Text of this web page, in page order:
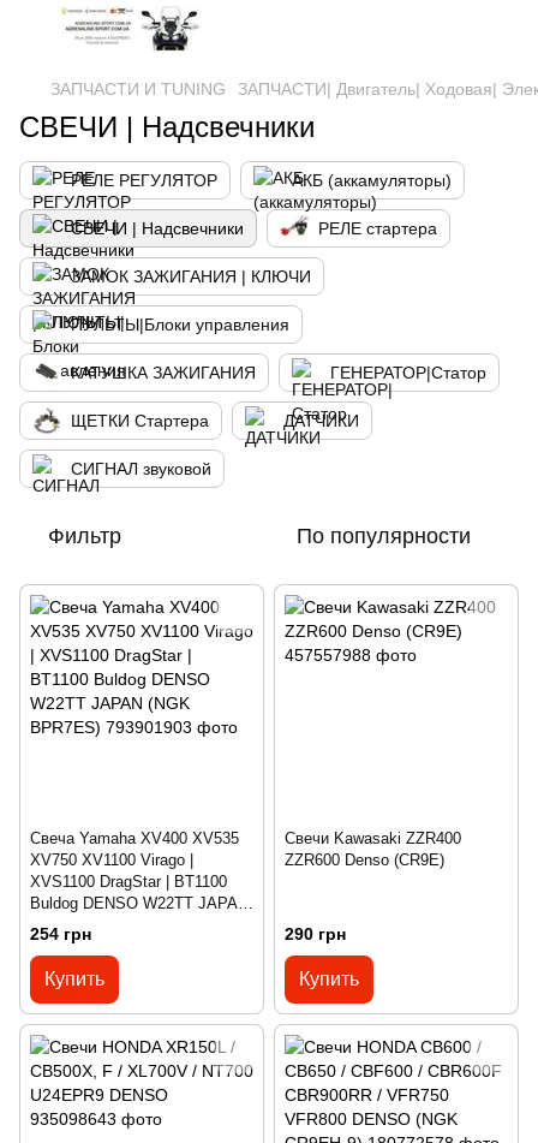
ЗАПЧАСТИ И ТUNING ЗАПЧАСТИ| Двигатель| Ходовая|
СВЕЧИ | Надсвечники
РЕЛЕ РЕГУЛЯТОР АКБ (аккамуляторы)
СВЕЧИ | Надсвечники РЕЛЕ стартера
ЗАМОК ЗАЖИГАНИЯ | КЛЮЧИ
ПУЛЬТЫ|Блоки управления
КАТУШКА ЗАЖИГАНИЯ ГЕНЕРАТОР|Статор
ЩЕТКИ Стартера ДАТЧИКИ
СИГНАЛ звуковой
Фильтр По популярности
Свеча Yamaha XV400 XV535
XV750 XV1100 Virago |
XVS1100 DragStar | BT1100
Buldog DENSO W22TT JAPAN
(NGK BPR7ES)
254 грн
Купить
Свечи Kawasaki ZZR400
ZZR600 Denso (CR9E)
290 грн
Купить